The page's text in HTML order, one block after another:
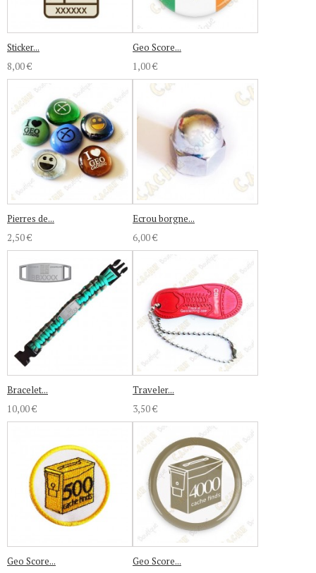
Sticker...
8,00 €
Geo Score...
1,00 €
Pierres de...
2,50 €
Ecrou borgne...
6,00 €
Bracelet...
10,00 €
Traveler...
3,50 €
Geo Score...
Geo Score...